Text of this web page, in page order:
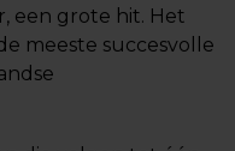
een grote hit. Het
meeste succesvolle